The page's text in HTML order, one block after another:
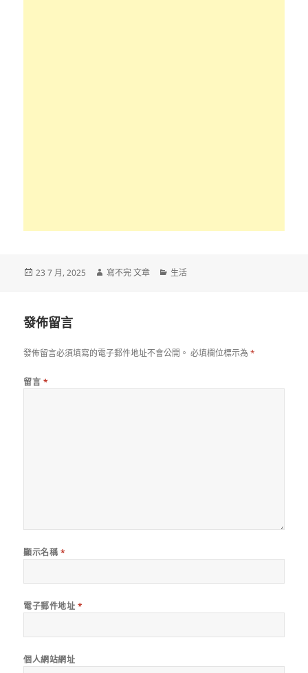
發
23 7 月, 2025
作
寫不完 文章
分
生活
發佈留言
發佈留言必須填寫的電子郵件地址不會公開。 必填欄位標示為*
留言 *
顯示名稱 *
電子郵件地址 *
個人網站網址